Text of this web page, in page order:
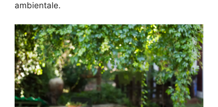
ambientale.